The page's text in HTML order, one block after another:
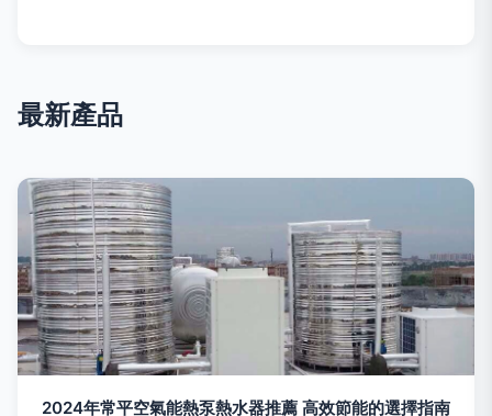
最新產品
2024年常平空氣能熱泵熱水器推薦 高效節能的選擇指南